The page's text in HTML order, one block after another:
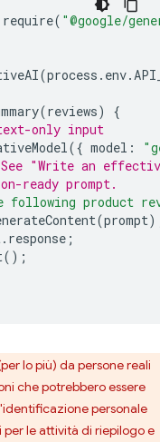
require( "@google/
(process . env.
(reviews)
{
only input
({ model :
"Write an
ready prompt.
following product
(prompt
. response ;
();
lo più) da persone reali
che potrebbero essere
personale
per le attività di riepilogo e